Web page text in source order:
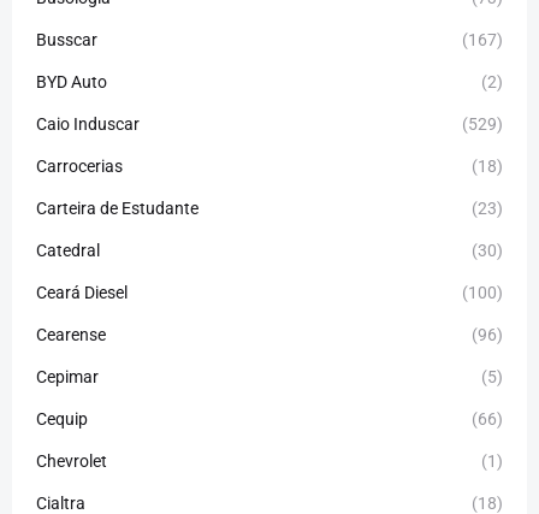
Busscar (167)
BYD Auto (2)
Caio Induscar (529)
Carrocerias (18)
Carteira de Estudante (23)
Catedral (30)
Ceará Diesel (100)
Cearense (96)
Cepimar (5)
Cequip (66)
Chevrolet (1)
Cialtra (18)